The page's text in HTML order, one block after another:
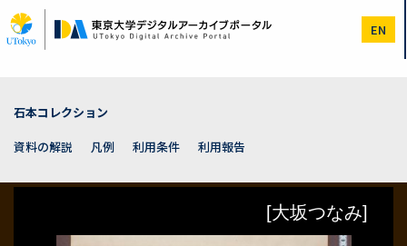
イ
ン
EN
石本コレクション
資料の解説
凡例 利用条件 利用報告